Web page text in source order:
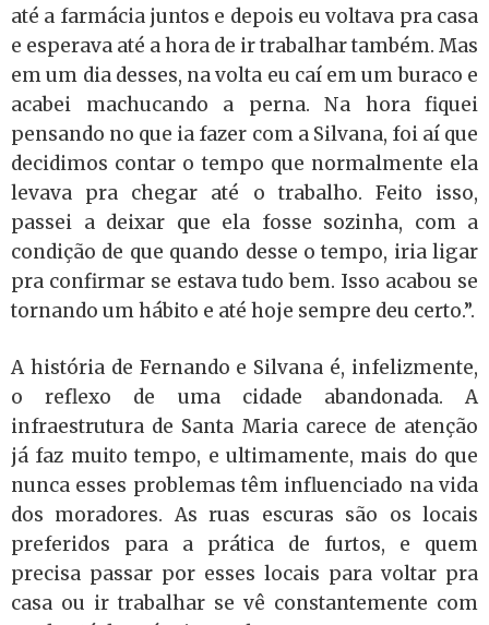
até a farmácia juntos e depois eu voltava pra casa
e esperava até a hora de ir trabalhar também. Mas
em um dia desses, na volta eu caí em um buraco e
acabei machucando a perna. Na hora fiquei
pensando no que ia fazer com a Silvana, foi aí que
decidimos contar o tempo que normalmente ela
levava pra chegar até o trabalho. Feito isso,
passei a deixar que ela fosse sozinha, com a
condição de que quando desse o tempo, iria ligar
pra confirmar se estava tudo bem. Isso acabou se
tornando um hábito e até hoje sempre deu certo.”.
A história de Fernando e Silvana é, infelizmente,
o reflexo de uma cidade abandonada. A
infraestrutura de Santa Maria carece de atenção
já faz muito tempo, e ultimamente, mais do que
nunca esses problemas têm influenciado na vida
dos moradores. As ruas escuras são os locais
preferidos para a prática de furtos, e quem
precisa passar por esses locais para voltar pra
casa ou ir trabalhar se vê constantemente com